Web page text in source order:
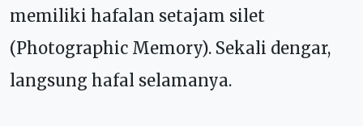
memiliki hafalan setajam silet
(Photographic Memory). Sekali dengar,
langsung hafal selamanya.